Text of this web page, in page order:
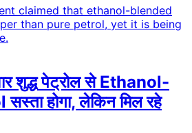
शुद्ध पेट्रोल से Ethanol-
होगा, लेकिन मिल रहे